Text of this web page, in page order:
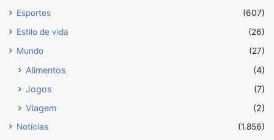
Esportes
(607)
Estilo de vida
(26)
Mundo
(27)
Alimentos
(4)
Jogos
(7)
Viagem
(2)
Notícias (1.856)